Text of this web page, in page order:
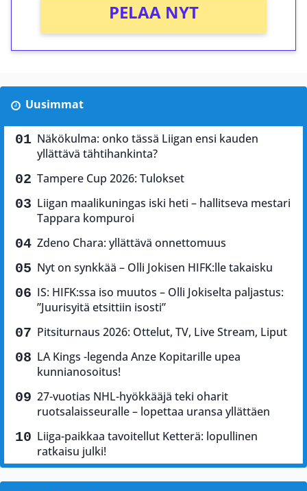
PELAA NYT
Uusimmat
Näkökulma: onko tässä Liigan ensi kauden
yllättävä tähtihankinta?
Tampere Cup 2026: Tulokset
Liigan maalikuningas iski heti – hallitseva mestari
Tappara kompuroi
Zdeno Chara: yllättävä onnettomuus
Nyt on synkkää – Olli Jokisen HIFK:lle takaisku
IS: HIFK:ssa iso muutos – Olli Jokiselta paljastus:
”Juurisyitä etsittiin isosti”
Pitsiturnaus 2026: Ottelut, TV, Live Stream, Liput
LA Kings -legenda Anze Kopitarille upea
kunnianosoitus!
27-vuotias NHL-hyökkääjä teki oharit
ruotsalaisseuralle – lopettaa uransa yllättäen
Liiga-paikkaa tavoitellut Ketterä: lopullinen
ratkaisu julki!